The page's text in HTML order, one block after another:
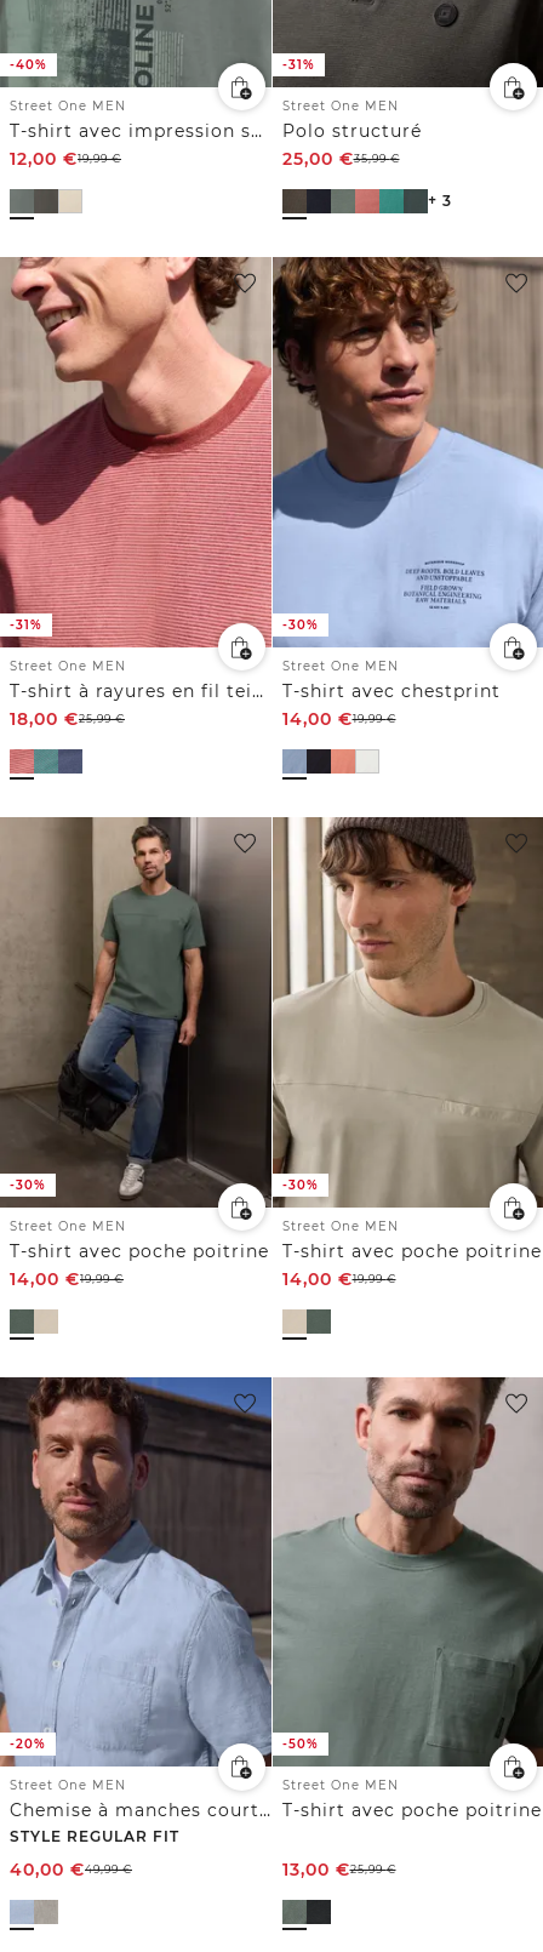
-40%
Street One MEN
T-shirt avec impression sur le devant
12,00 €19,99€
-31%
Street One MEN
Polo structuré
25,00 €35,99€
+ 3
-31%
Street One MEN
T-shirt à rayures en fil teint
18,00 €25,99€
-30%
Street One MEN
T-shirt avec chestprint
14,00 €19,99€
-30%
Street One MEN
T-shirt avec poche poitrine
14,00 €19,99€
-30%
Street One MEN
T-shirt avec poche poitrine
14,00 €19,99€
-20%
Street One MEN
Chemise à manches courtes en lin mélangé
STYLE REGULAR FIT
40,00 €49,99€
-50%
Street One MEN
T-shirt avec poche poitrine
13,00 €25,99€